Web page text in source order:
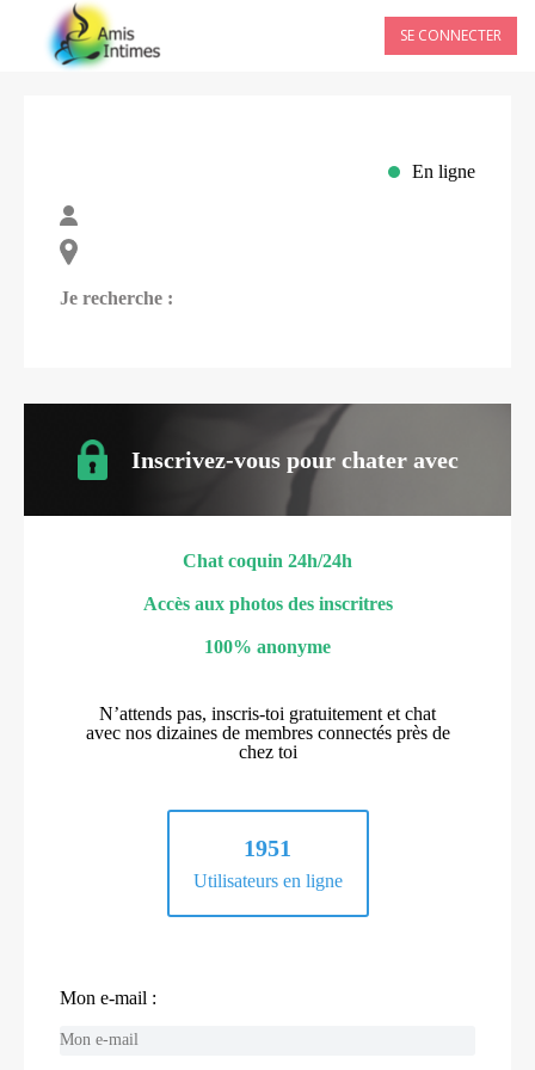
SE CONNECTER
En ligne
Je recherche :
Inscrivez-vous pour chater avec
Chat coquin 24h/24h
Accès aux photos des inscritres
100% anonyme
N’attends pas, inscris-toi gratuitement et chat
avec nos dizaines de membres connectés près de
chez toi
1951
Utilisateurs en ligne
Mon e-mail :